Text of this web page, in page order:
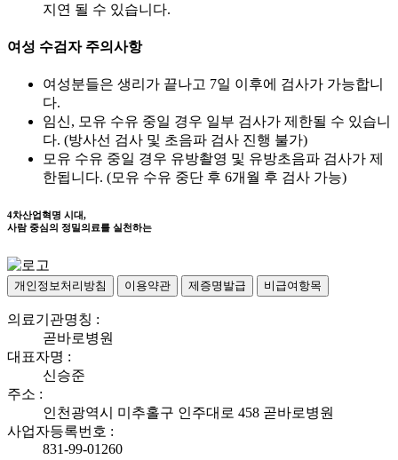
지연 될 수 있습니다.
여성 수검자 주의사항
여성분들은 생리가 끝나고 7일 이후에 검사가 가능합니
다.
임신, 모유 수유 중일 경우 일부 검사가 제한될 수 있습니
다. (방사선 검사 및 초음파 검사 진행 불가)
모유 수유 중일 경우 유방촬영 및 유방초음파 검사가 제
한됩니다. (모유 수유 중단 후 6개월 후 검사 가능)
4차산업혁명 시대,
사람 중심의 정밀의료를 실천하는
개인정보처리방침 이용약관 제증명발급 비급여항목
의료기관명칭 :
곧바로병원
대표자명 :
신승준
주소 :
인천광역시 미추홀구 인주대로 458 곧바로병원
사업자등록번호 :
831-99-01260